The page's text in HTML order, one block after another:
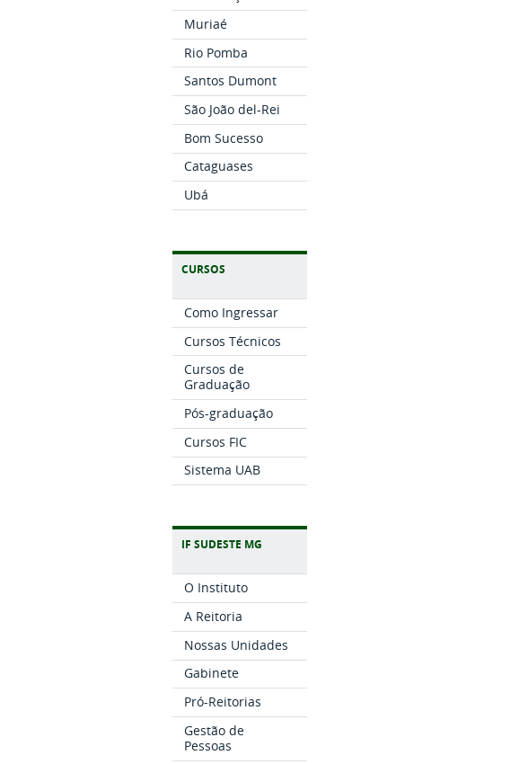
Muriaé
Rio Pomba
Santos Dumont
São João del-Rei
Bom Sucesso
Cataguases
Ubá
CURSOS
Como Ingressar
Cursos Técnicos
Cursos de
Graduação
Pós-graduação
Cursos FIC
Sistema UAB
IF SUDESTE MG
O Instituto
A Reitoria
Nossas Unidades
Gabinete
Pró-Reitorias
Gestão de
Pessoas